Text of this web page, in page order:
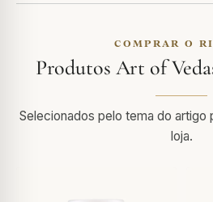
COMPRAR O
Produtos Art of
Selecionados pelo tema do artigo
loja.